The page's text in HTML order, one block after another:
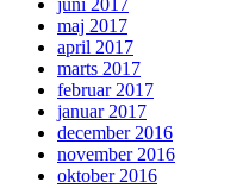
maj 2017
april 2017
marts 2017
februar 2017
januar 2017
december 2016
november 2016
oktober 2016